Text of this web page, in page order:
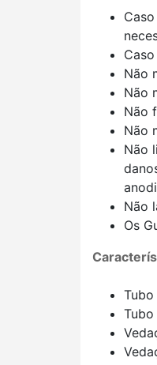
Não
Não
Não
Não
Não
Não
Os